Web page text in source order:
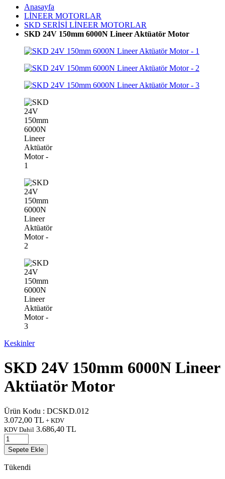
Anasayfa
LİNEER MOTORLAR
SKD SERİSİ LİNEER MOTORLAR
SKD 24V 150mm 6000N Lineer Aktüatör Motor
Keskinler
SKD 24V 150mm 6000N Lineer
Aktüatör Motor
Ürün Kodu : DCSKD.012
3.072,00 TL + KDV
KDV Dahil 3.686,40 TL
Sepete Ekle
Tükendi